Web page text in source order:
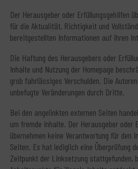
Der Herausgeber oder Erfüllungsgehilfen
für die Aktualität, Richtigkeit und
bereitgestellten Informationen auf ihren
Die Haftung des Herausgebers oder
Inhalte und Nutzung der Homepage
grob fahrlässiges Verschulden. Die
unbefugte Veränderungen durch Dritte.
Bei den angelinkten externen Seiten
um fremde Inhalte. Der Herausgeber oder
übernehmen keine Verantwortung für den
Seiten. Es hat lediglich eine Überprüfung
Zeitpunkt der Linksetzung stattgefunden,